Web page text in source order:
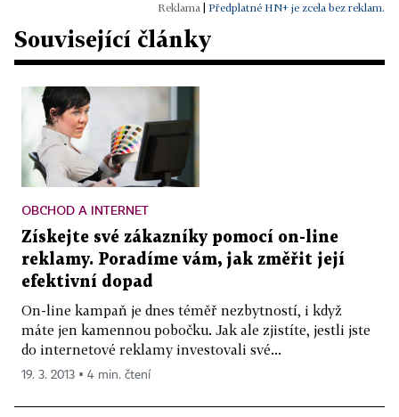
Předplatné HN+ je zcela bez reklam.
Související články
OBCHOD A INTERNET
Získejte své zákazníky pomocí on-line
reklamy. Poradíme vám, jak změřit její
efektivní dopad
On-line kampaň je dnes téměř nezbytností, i když
máte jen kamennou pobočku. Jak ale zjistíte, jestli jste
do internetové reklamy investovali své...
19. 3. 2013 ▪ 4 min. čtení